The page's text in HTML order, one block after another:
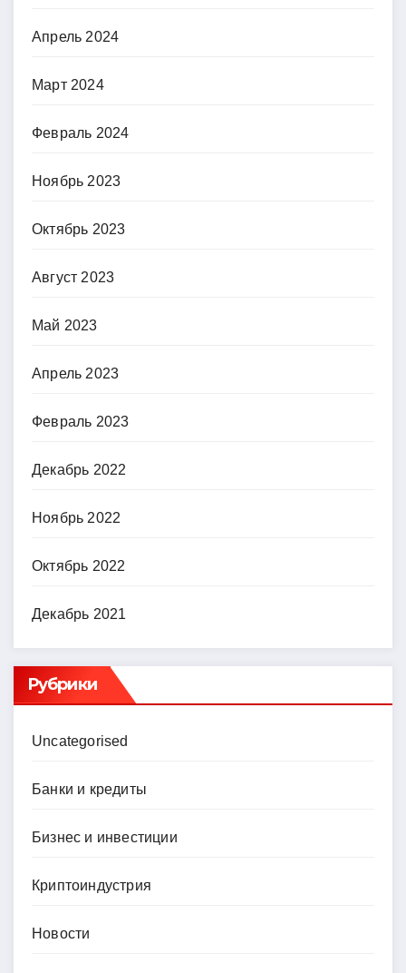
Апрель 2024
Март 2024
Февраль 2024
Ноябрь 2023
Октябрь 2023
Август 2023
Май 2023
Апрель 2023
Февраль 2023
Декабрь 2022
Ноябрь 2022
Октябрь 2022
Декабрь 2021
Рубрики
Uncategorised
Банки и кредиты
Бизнес и инвестиции
Криптоиндустрия
Новости